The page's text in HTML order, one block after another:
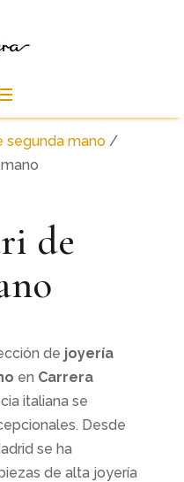
segunda mano/
de
de joyería
en Carrera
italiana se
Desde
se ha
de alta joyería